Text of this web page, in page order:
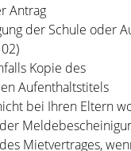
Antrag
der Schule oder
Kopie des
Aufenthaltstitels
bei Ihren Eltern
Mietvertrages,